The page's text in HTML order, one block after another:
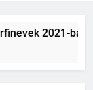
2021-ban